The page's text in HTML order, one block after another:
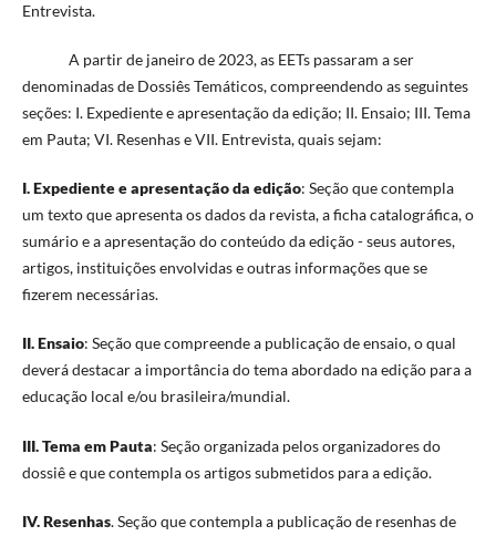
Entrevista.
A partir de janeiro de 2023, as EETs passaram a ser
denominadas de Dossiês Temáticos, compreendendo as seguintes
seções: I. Expediente e apresentação da edição; II. Ensaio; III. Tema
em Pauta; VI. Resenhas e VII. Entrevista, quais sejam:
I. Expediente e apresentação da edição: Seção que contempla
um texto que apresenta os dados da revista, a ficha catalográfica, o
sumário e a apresentação do conteúdo da edição - seus autores,
artigos, instituições envolvidas e outras informações que se
fizerem necessárias.
II. Ensaio: Seção que compreende a publicação de ensaio, o qual
deverá destacar a importância do tema abordado na edição para a
educação local e/ou brasileira/mundial.
III. Tema em Pauta: Seção organizada pelos organizadores do
dossiê e que contempla os artigos submetidos para a edição.
IV. Resenhas. Seção que contempla a publicação de resenhas de